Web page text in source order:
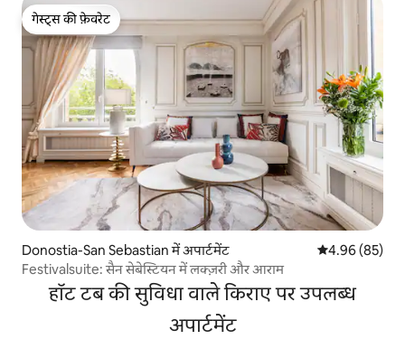
गेस्ट्स की फ़ेवरेट
गेस्ट्स की फ़ेवरेट
Donostia-San Sebastian में अपार्टमेंट औसत रेटिंग 5 में
4.96 (85)
Festivalsuite: सैन सेबेस्टियन में लक्ज़री और आराम
हॉट टब की सुविधा वाले किराए पर उपलब्ध
अपार्टमेंट